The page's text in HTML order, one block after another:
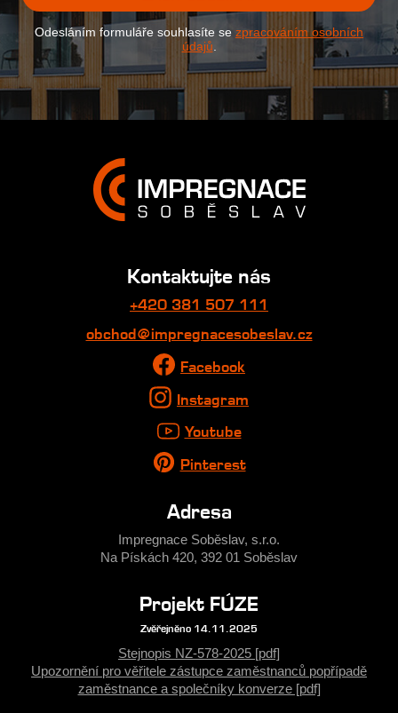
Odesláním formuláře souhlasíte se zpracováním osobních
údajů.
Kontaktujte nás
+420 381 507 111
obchod@impregnacesobeslav.cz
Facebook
Instagram
Youtube
Pinterest
Adresa
Impregnace Soběslav, s.r.o.
Na Pískách 420, 392 01 Soběslav
Projekt FÚZE
Zvěřejněno 14.11.2025
Stejnopis NZ-578-2025 [pdf]
Upozornění pro věřitele zástupce zaměstnanců popřípadě
zaměstnance a společníky konverze [pdf]